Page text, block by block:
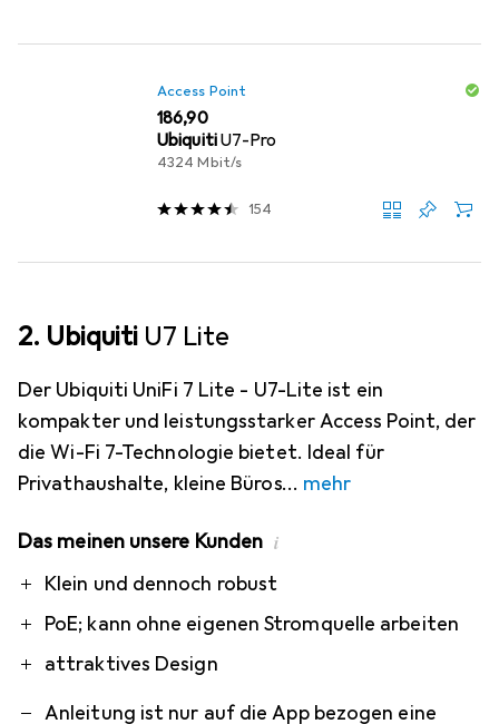
Access Point
EUR
186,90
UbiquitiU7-Pro
4324 Mbit/s
154
2. Ubiquiti U7 Lite
Der Ubiquiti UniFi 7 Lite - U7-Lite ist ein
kompakter und leistungsstarker Access Point, der
die Wi-Fi 7-Technologie bietet. Ideal für
Privathaushalte, kleine Büros
mehr
Das meinen unsere Kunden i
ProKlein und dennoch robust
PoE; kann ohne eigenen Stromquelle arbeiten
attraktives Design
Contra
Anleitung ist nur auf die App bezogen eine